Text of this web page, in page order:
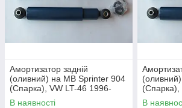
Амортизатор задній
(оливний) на MB Sprinter 904
(Спарка), VW LT-46 1996-
2006 — Meyle — 0267150005
В наявності
(Спарка),
2006 —
В